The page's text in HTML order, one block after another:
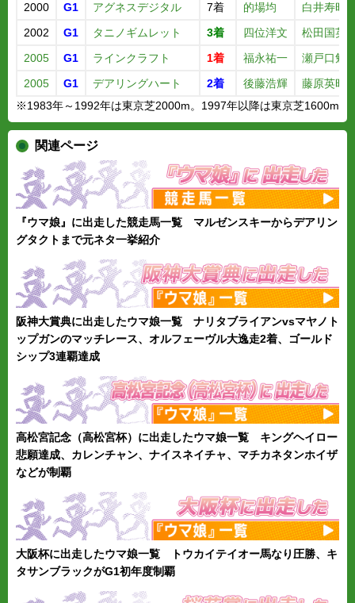
2000
G1 アグネスデジタル 7着 的場均
白井寿昭
2002
G1 タニノギムレット 3着 四位洋文
松田国英
2005
G1 ラインクラフト 1着 福永祐一
瀬戸口勉
2005
G1 デアリングハート 2着 後藤浩輝
藤原英昭
※1983年～1992年は東京芝2000m。1997年以降は東京芝1600m
関連ページ
『ウマ娘』に出走した競走馬一覧 マルゼンスキーからデアリン
グタクトまで元ネタ一挙紹介
阪神大賞典に出走したウマ娘一覧 ナリタブライアンvsマヤノト
ップガンのマッチレース、オルフェーヴル大逸走2着、ゴールド
シップ3連覇達成
高松宮記念（高松宮杯）に出走したウマ娘一覧 キングヘイロー
悲願達成、カレンチャン、ナイスネイチャ、マチカネタンホイザ
などが制覇
大阪杯に出走したウマ娘一覧 トウカイテイオー馬なり圧勝、キ
タサンブラックがG1初年度制覇